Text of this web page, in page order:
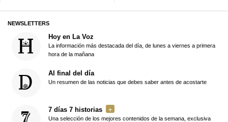
NEWSLETTERS
Hoy en La Voz
La información más destacada del día, de lunes a viernes a primera
hora de la mañana
Al final del día
Un resumen de las noticias que debes saber antes de acostarte
7 días 7 historias
Una selección de los mejores contenidos de la semana, exclusiva